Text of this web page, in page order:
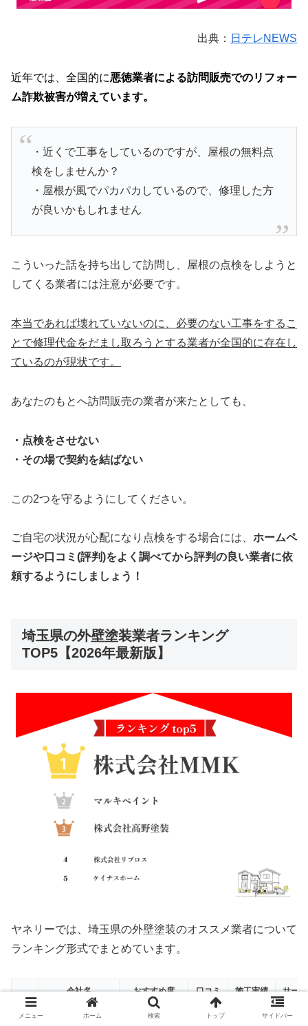
出典： 日テレNEWS
近年では、全国的に悪徳業者による訪問販売でのリフォー
ム詐欺被害が増えています。
・近くで工事をしているのですが、屋根の無料点
検をしませんか？
・屋根が風でパカパカしているので、修理した方
が良いかもしれません
こういった話を持ち出して訪問し、屋根の点検をしようと
してくる業者には注意が必要です。
本当であれば壊れていないのに、必要のない工事をするこ
とで修理代金をだまし取ろうとする業者が全国的に存在し
ているのが現状です。
あなたのもとへ訪問販売の業者が来たとしても、
・点検をさせない
・その場で契約を結ばない
この2つを守るようにしてください。
ご自宅の状況が心配になり点検をする場合には、 ホームペ
ージや口コミ(評判)をよく調べてから評判の良い業者に依
頼するようにしましょう！
埼玉県の外壁塗装業者ランキング
TOP5【2026年最新版】
ヤネリーでは、埼玉県の外壁塗装のオススメ業者について
ランキング形式でまとめています。
会社名 おすすめ度 口コミ 施工実績 サー
1位 株式会社MMK ★★★★★ 5.0 ◎
メニュー ホーム 検索 トップ サイドバー